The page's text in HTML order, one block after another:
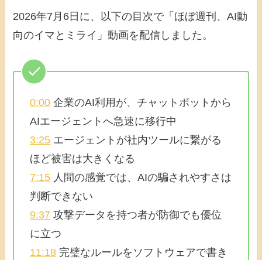
2026年7月6日に、以下の目次で「ほぼ週刊、AI動
向のイマとミライ」動画を配信しました。
0:00 企業のAI利用が、チャットボットから
AIエージェントへ急速に移行中
3:25 エージェントが社内ツールに繋がる
ほど被害は大きくなる
7:15 人間の感覚では、AIの騙されやすさは
判断できない
9:37 攻撃データを持つ者が防御でも優位
に立つ
11:18 完璧なルールをソフトウェアで書き